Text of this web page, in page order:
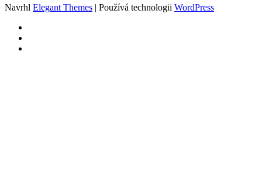
Navrhl Elegant Themes | Používá technologii WordPress